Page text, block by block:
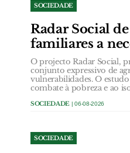
SOCIEDADE
Radar Social
familiares a
O projecto Radar Social,
conjunto expressivo de
vulnerabilidades. O
combate à pobreza e ao
SOCIEDADE | 06-08-2026
SOCIEDADE